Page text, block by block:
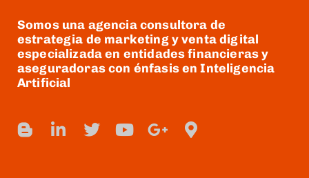
Somos una agencia consultora de
estrategia de marketing y venta digital
especializada en entidades financieras y
aseguradoras con énfasis en Inteligencia
Artificial